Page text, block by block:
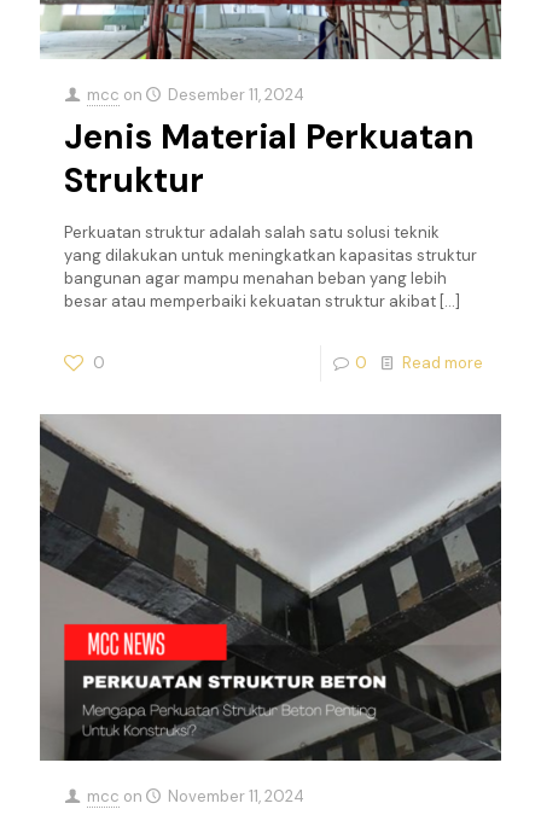
mcc on Desember 11, 2024
Jenis Material Perkuatan
Struktur
Perkuatan struktur adalah salah satu solusi teknik
yang dilakukan untuk meningkatkan kapasitas struktur
bangunan agar mampu menahan beban yang lebih
besar atau memperbaiki kekuatan struktur akibat […]
0 0 Read more
mcc on November 11, 2024